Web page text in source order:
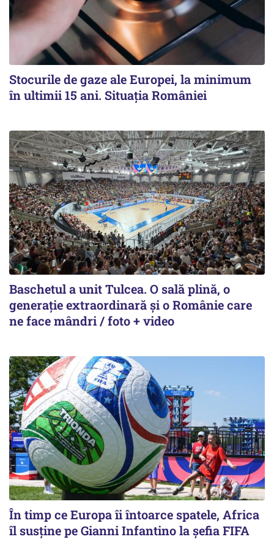
Stocurile de gaze ale Europei, la minimum
în ultimii 15 ani. Situația României
Baschetul a unit Tulcea. O sală plină, o
generație extraordinară și o Românie care
ne face mândri / foto + video
În timp ce Europa îi întoarce spatele, Africa
îl susține pe Gianni Infantino la șefia FIFA